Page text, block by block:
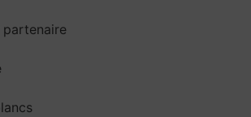
partenaire